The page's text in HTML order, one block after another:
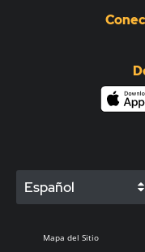
Español
Mapa del Sitio